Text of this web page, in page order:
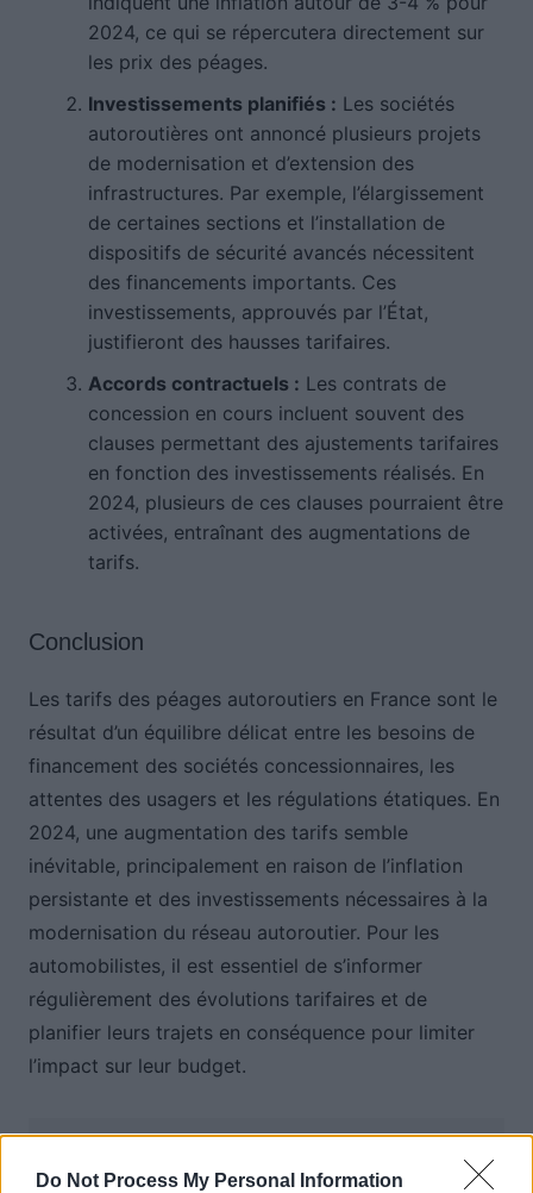
Do Not Process My Personal Information
2024, ce qui se répercutera directement sur
les prix des péages.
Investissements planifiés : Les sociétés
autoroutières ont annoncé plusieurs projets
de modernisation et d’extension des
infrastructures. Par exemple, l’élargissement
de certaines sections et l’installation de
dispositifs de sécurité avancés nécessitent
des financements importants. Ces
investissements, approuvés par l’État,
justifieront des hausses tarifaires.
Accords contractuels : Les contrats de
concession en cours incluent souvent des
clauses permettant des ajustements tarifaires
en fonction des investissements réalisés. En
2024, plusieurs de ces clauses pourraient être
activées, entraînant des augmentations de
tarifs.
Conclusion
Les tarifs des péages autoroutiers en France sont le
résultat d’un équilibre délicat entre les besoins de
financement des sociétés concessionnaires, les
attentes des usagers et les régulations étatiques. En
2024, une augmentation des tarifs semble
inévitable, principalement en raison de l’inflation
persistante et des investissements nécessaires à la
modernisation du réseau autoroutier. Pour les
automobilistes, il est essentiel de s’informer
régulièrement des évolutions tarifaires et de
planifier leurs trajets en conséquence pour limiter
l’impact sur leur budget.